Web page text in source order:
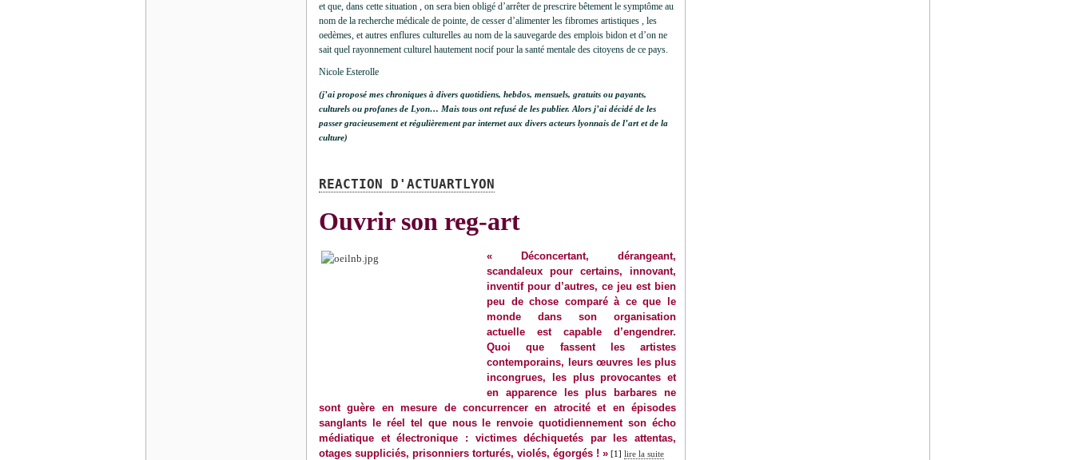
et que, dans cette situation , on sera bien obligé d’arrêter de prescrire bêtement le symptôme au
nom de la recherche médicale de pointe, de cesser d’alimenter les fibromes artistiques , les
oedèmes, et autres enflures culturelles au nom de la sauvegarde des emplois bidon et d’on ne
sait quel rayonnement culturel hautement nocif pour la santé mentale des citoyens de ce pays.
Nicole Esterolle
(j’ai proposé mes chroniques à divers quotidiens, hebdos, mensuels, gratuits ou payants,
culturels ou profanes de Lyon… Mais tous ont refusé de les publier. Alors j’ai décidé de les
passer gracieusement et régulièrement par internet aux divers acteurs lyonnais de l’art et de la
culture)
REACTION D'ACTUARTLYON
Ouvrir son reg-art
« Déconcertant, dérangeant,
scandaleux pour certains, innovant,
inventif pour d’autres, ce jeu est bien
peu de chose comparé à ce que le
monde dans son organisation
actuelle est capable d’engendrer.
Quoi que fassent les artistes
contemporains, leurs œuvres les plus
incongrues, les plus provocantes et
en apparence les plus barbares ne
sont guère en mesure de concurrencer en atrocité et en épisodes
sanglants le réel tel que nous le renvoie quotidiennement son écho
médiatique et électronique : victimes déchiquetés par les attentas,
otages suppliciés, prisonniers torturés, violés, égorgés ! » [1] lire la suite